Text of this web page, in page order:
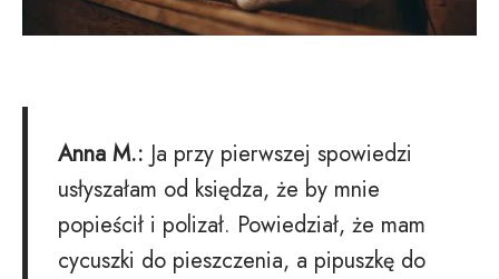
Anna M.: Ja przy pierwszej spowiedzi
usłyszałam od księdza, że by mnie
popieścił i polizał. Powiedział, że mam
cycuszki do pieszczenia, a pipuszkę do